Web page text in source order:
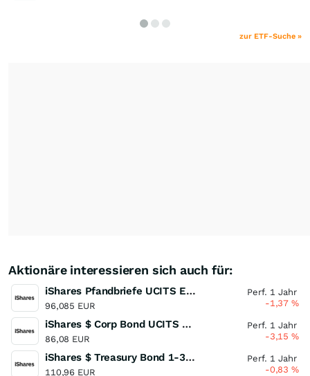
zur ETF-Suche »
Aktionäre interessieren sich auch für:
iShares Pfandbriefe UCITS ETF (DE)
96,085 EUR
Perf. 1 Jahr
-1,37%
iShares $ Corp Bond UCITS ETF USD (Dist)
86,08 EUR
Perf. 1 Jahr
-3,15%
iShares $ Treasury Bond 1-3yr UCITS ETF
110,96 EUR
Perf. 1 Jahr
-0,83%